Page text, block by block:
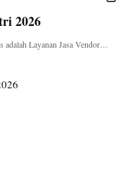
2026
Layanan Jasa Vendor…